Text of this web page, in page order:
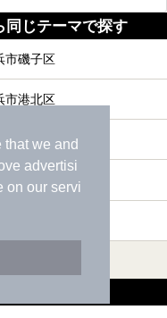
that we and
advertisi
on our servi
同じテーマで探す
市磯子区
市港北区
市港南区
市緑区